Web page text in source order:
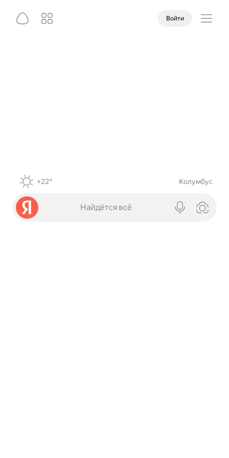
Войти
+22° Колумбус
Найдётся всё